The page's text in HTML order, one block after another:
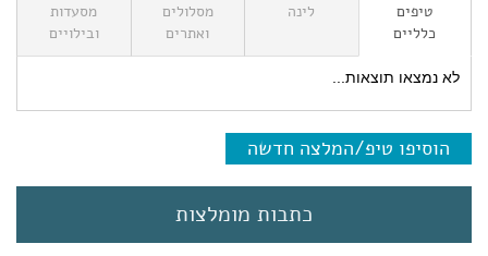
טיפים
כלליים
לינה
מסלולים
ואתרים
מסעדות
ובילויים
לא נמצאו תוצאות...
הוסיפו טיפ/המלצה חדשה
כתבות מומלצות